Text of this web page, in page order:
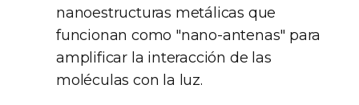
nanoestructuras metálicas que
funcionan como "nano-antenas" para
amplificar la interacción de las
moléculas con la luz.